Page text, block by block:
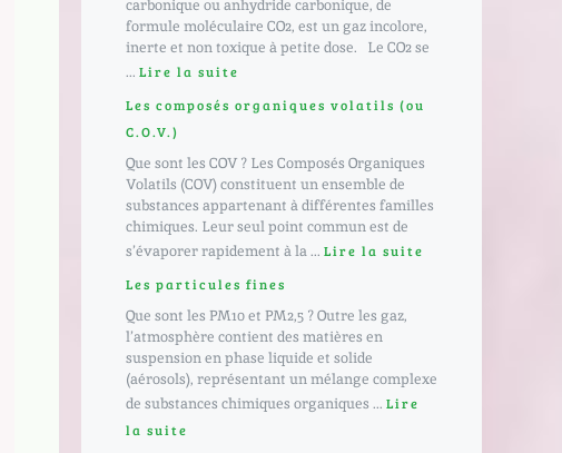
carbonique ou anhydride carbonique, de
formule moléculaire CO2, est un gaz incolore,
inerte et non toxique à petite dose. Le CO2 se
... Lire la suite
Les composés organiques volatils (ou
C.O.V.)
Que sont les COV ? Les Composés Organiques
Volatils (COV) constituent un ensemble de
substances appartenant à différentes familles
chimiques. Leur seul point commun est de
s’évaporer rapidement à la ... Lire la suite
Les particules fines
Que sont les PM10 et PM2,5 ? Outre les gaz,
l’atmosphère contient des matières en
suspension en phase liquide et solide
(aérosols), représentant un mélange complexe
de substances chimiques organiques ... Lire
la suite